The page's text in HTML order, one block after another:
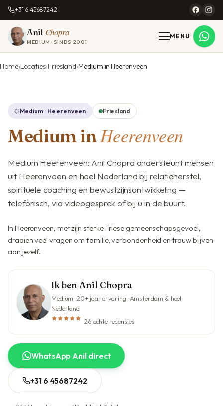
+31 6 45687242
Anil Chopra
MEDIUM · SINDS 2001
MENU
Home Locaties Friesland Medium in Heerenveen
Medium · Heerenveen Friesland
Medium inHeerenveen
Medium Heerenveen: Anil Chopra ondersteunt mensen
uit Heerenveen en heel Nederland bij relatieherstel,
spirituele coaching en bewustzijnsontwikkeling —
telefonisch, via videogesprek of bij u in de buurt.
In Heerenveen, met zijn sterke Friese gemeenschapsgevoel,
draaien veel vragen om familie, verbondenheid en trouw blijven
aan jezelf.
Ik ben Anil Chopra
Medium · 20+ jaar ervaring · Amsterdam & heel
Nederland
26 echte recensies
WhatsApp Anil direct
+31 6 45687242